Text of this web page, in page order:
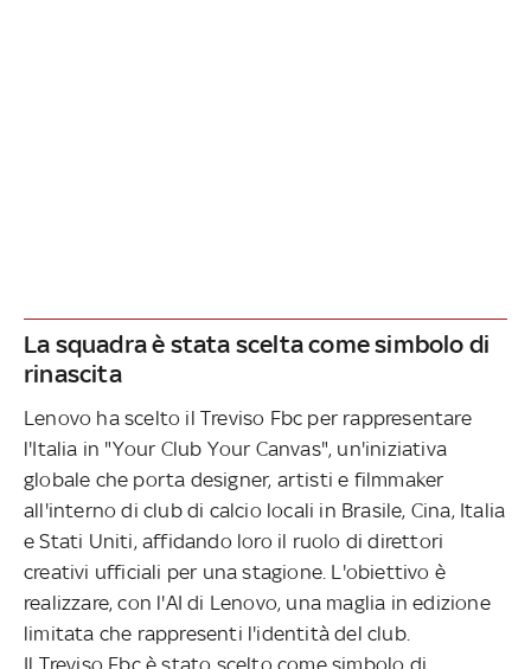
La squadra è stata scelta come simbolo di
rinascita
Lenovo ha scelto il Treviso Fbc per rappresentare
l'Italia in "Your Club Your Canvas", un'iniziativa
globale che porta designer, artisti e filmmaker
all'interno di club di calcio locali in Brasile, Cina, Italia
e Stati Uniti, affidando loro il ruolo di direttori
creativi ufficiali per una stagione. L'obiettivo è
realizzare, con l'AI di Lenovo, una maglia in edizione
limitata che rappresenti l'identità del club.
Il Treviso Fbc è stato scelto come simbolo di